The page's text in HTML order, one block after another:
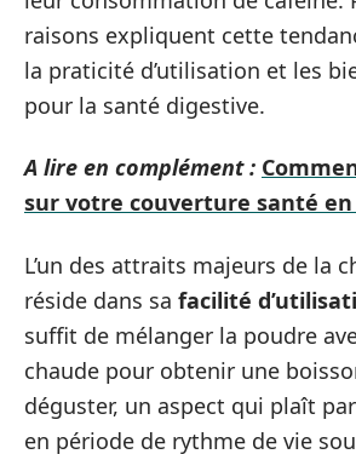
raisons expliquent cette
la praticité d’utilisation et les
pour la santé digestive.
A lire en complément :
sur votre couverture santé
L’un des attraits majeurs de la
réside dans sa facilité
suffit de mélanger la poudre
chaude pour obtenir une
déguster, un aspect qui plaît
en période de rythme de vie